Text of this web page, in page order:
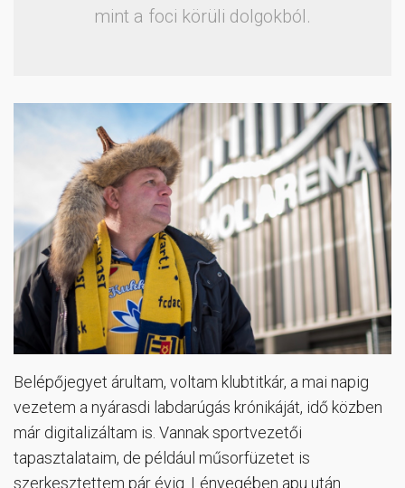
mint a foci körüli dolgokból.
Belépőjegyet árultam, voltam klubtitkár, a mai napig
vezetem a nyárasdi labdarúgás krónikáját, idő közben
már digitalizáltam is. Vannak sportvezetői
tapasztalataim, de például műsorfüzetet is
szerkesztettem pár évig. Lényegében apu után